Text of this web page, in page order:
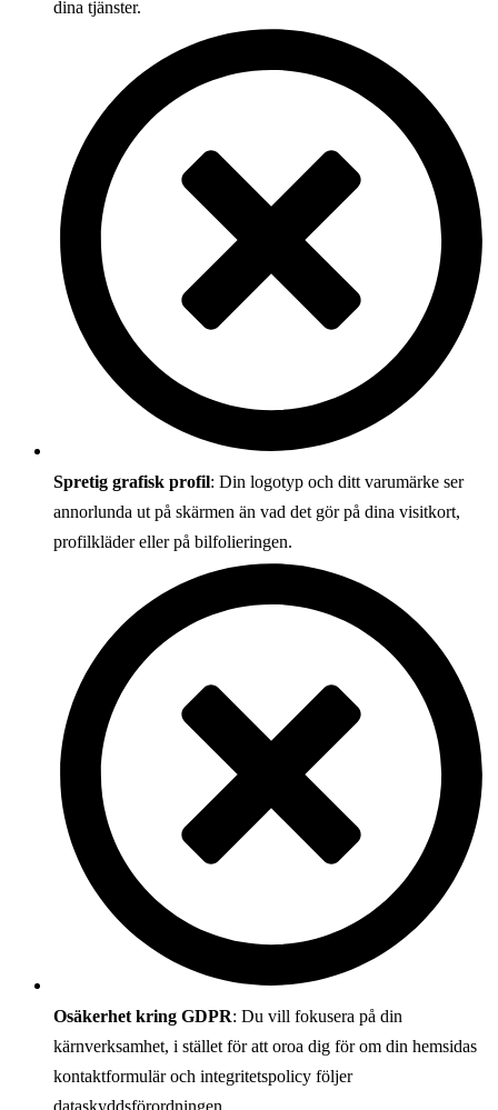
dina tjänster.
Spretig grafisk profil: Din logotyp och ditt varumärke ser
annorlunda ut på skärmen än vad det gör på dina visitkort,
profilkläder eller på bilfolieringen.
Osäkerhet kring GDPR: Du vill fokusera på din
kärnverksamhet, i stället för att oroa dig för om din hemsidas
kontaktformulär och integritetspolicy följer